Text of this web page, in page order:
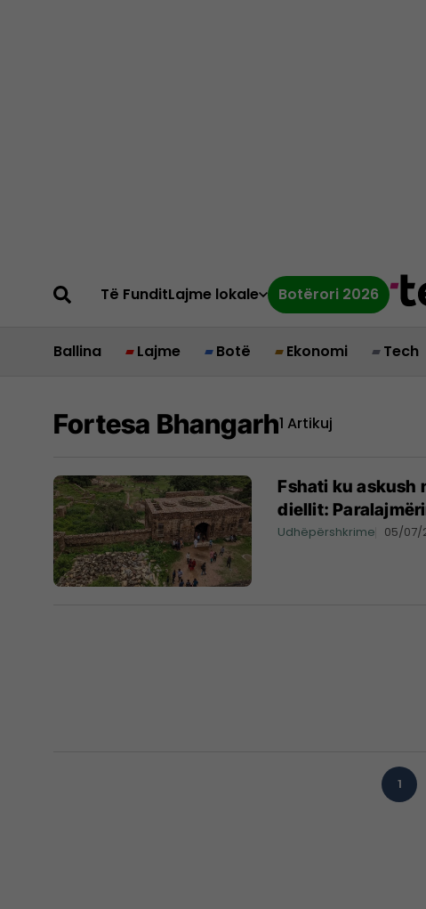
Të FunditLajme lokale Botërori 2026
Ballina Lajme Botë Ekonomi Tech
Fortesa Bhangarh1 Artikuj
Fshati ku askush
diellit:
Udhëpërshkrime 05/07/
1